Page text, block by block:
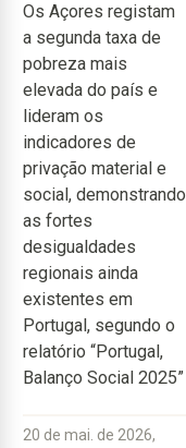
Os Açores registam
a segunda taxa de
pobreza mais
elevada do país e
lideram os
indicadores de
privação material e
social, demonstrando
as fortes
desigualdades
regionais ainda
existentes em
Portugal, segundo o
relatório “Portugal,
Balanço Social 2025”
20 de mai. de 2026,